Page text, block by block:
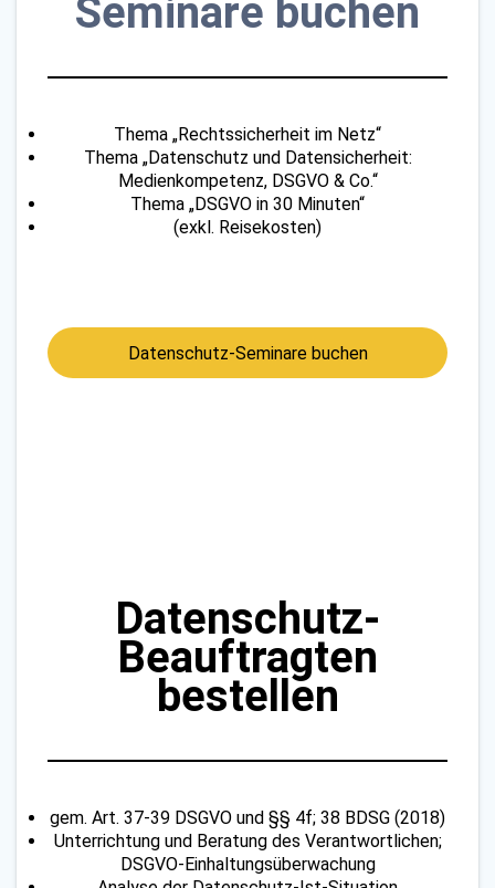
Seminare buchen
Thema „Rechtssicherheit im Netz“
Thema „Datenschutz und Datensicherheit:
Medienkompetenz, DSGVO & Co.“
Thema „DSGVO in 30 Minuten“
(exkl. Reisekosten)
Datenschutz-Seminare buchen
Datenschutz-
Beauftragten
bestellen
gem. Art. 37-39 DSGVO und §§ 4f; 38 BDSG (2018)
Unterrichtung und Beratung des Verantwortlichen;
DSGVO-Einhaltungsüberwachung